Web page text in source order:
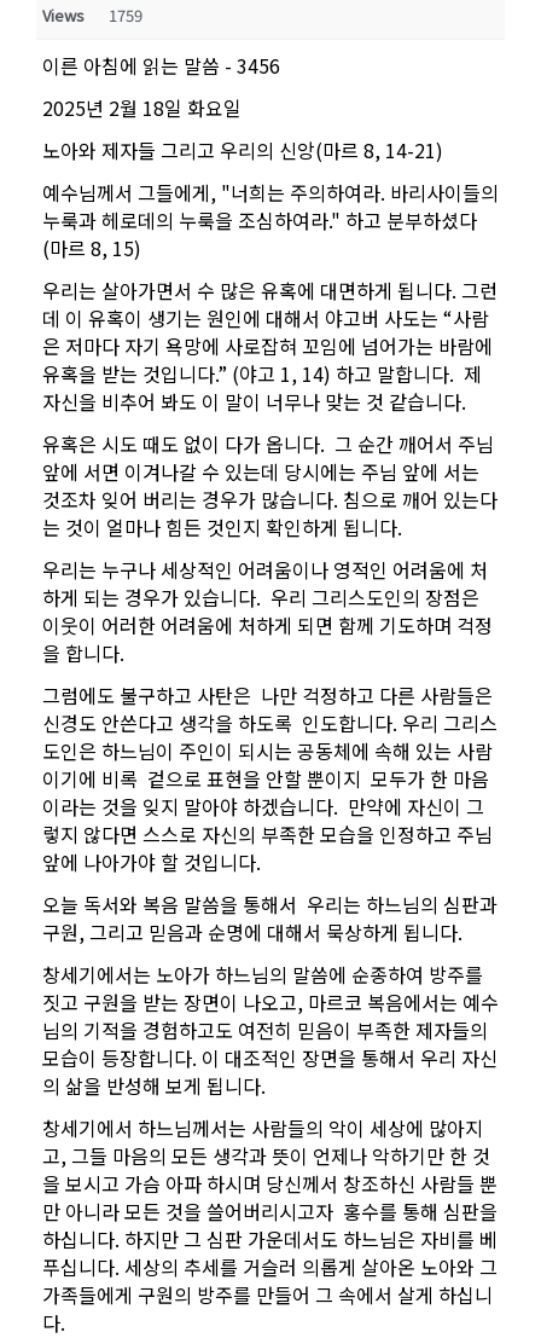
Views 1759
이른 아침에 읽는 말씀 - 3456
2025년 2월 18일 화요일
노아와 제자들 그리고 우리의 신앙(마르 8, 14-21)
예수님께서 그들에게, "너희는 주의하여라. 바리사이들의
누룩과 헤로데의 누룩을 조심하여라." 하고 분부하셨다
(마르 8, 15)
우리는 살아가면서 수 많은 유혹에 대면하게 됩니다. 그런
데 이 유혹이 생기는 원인에 대해서 야고버 사도는 “사람
은 저마다 자기 욕망에 사로잡혀 꼬임에 넘어가는 바람에
유혹을 받는 것입니다.” (야고 1, 14) 하고 말합니다. 제
자신을 비추어 봐도 이 말이 너무나 맞는 것 같습니다.
유혹은 시도 때도 없이 다가 옵니다. 그 순간 깨어서 주님
앞에 서면 이겨나갈 수 있는데 당시에는 주님 앞에 서는
것조차 잊어 버리는 경우가 많습니다. 침으로 깨어 있는다
는 것이 얼마나 힘든 것인지 확인하게 됩니다.
우리는 누구나 세상적인 어려움이나 영적인 어려움에 처
하게 되는 경우가 있습니다. 우리 그리스도인의 장점은
이웃이 어러한 어려움에 처하게 되면 함께 기도하며 걱정
을 합니다.
그럼에도 불구하고 사탄은 나만 걱정하고 다른 사람들은
신경도 안쓴다고 생각을 하도록 인도합니다. 우리 그리스
도인은 하느님이 주인이 되시는 공동체에 속해 있는 사람
이기에 비록 겉으로 표현을 안할 뿐이지 모두가 한 마음
이라는 것을 잊지 말아야 하겠습니다. 만약에 자신이 그
렇지 않다면 스스로 자신의 부족한 모습을 인정하고 주님
앞에 나아가야 할 것입니다.
오늘 독서와 복음 말씀을 통해서 우리는 하느님의 심판과
구원, 그리고 믿음과 순명에 대해서 묵상하게 됩니다.
창세기에서는 노아가 하느님의 말씀에 순종하여 방주를
짓고 구원을 받는 장면이 나오고, 마르코 복음에서는 예수
님의 기적을 경험하고도 여전히 믿음이 부족한 제자들의
모습이 등장합니다. 이 대조적인 장면을 통해서 우리 자신
의 삶을 반성해 보게 됩니다.
창세기에서 하느님께서는 사람들의 악이 세상에 많아지
고, 그들 마음의 모든 생각과 뜻이 언제나 악하기만 한 것
을 보시고 가슴 아파 하시며 당신께서 창조하신 사람들 뿐
만 아니라 모든 것을 쓸어버리시고자 홍수를 통해 심판을
하십니다. 하지만 그 심판 가운데서도 하느님은 자비를 베
푸십니다. 세상의 추세를 거슬러 의롭게 살아온 노아와 그
가족들에게 구원의 방주를 만들어 그 속에서 살게 하십니
다.